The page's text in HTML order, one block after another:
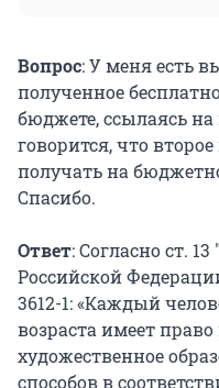
Вопрос: У меня есть
полученное
бюджете, ссылаясь
говорится, что
получать на
Спасибо.
Ответ: Согласно ст.
Российской
3612-1: «Каждый
возраста имеет
художественное
способов в